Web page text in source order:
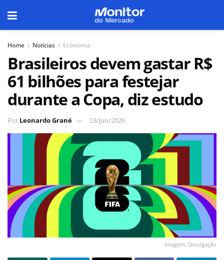
Home Notícias Economia
Brasileiros devem gastar R$
61 bilhões para festejar
durante a Copa, diz estudo
Por Leonardo Grané 23/jun/2026
Imagem: Divulgação